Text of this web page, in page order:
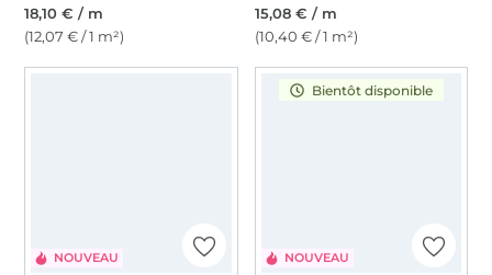
18,10 € / m
(12,07 € / 1 m²)
15,08 € / m
(10,40 € / 1 m²)
NOUVEAU NOUVEAU
Bientôt disponible